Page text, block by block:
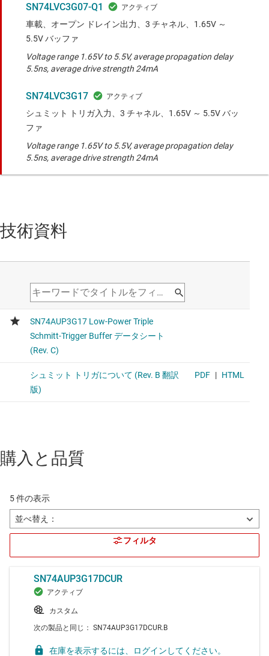
SN74LVC3G07-Q1
車載、オープン ドレイン出力、3 チャネル、1.65V ～
5.5V バッファ
Voltage range 1.65V to 5.5V, average propagation delay
5.5ns, average drive strength 24mA
SN74LVC3G17
シュミット トリガ入力、3 チャネル、1.65V ～ 5.5V バッ
ファ
Voltage range 1.65V to 5.5V, average propagation delay
5.5ns, average drive strength 24mA
技術資料
購入と品質